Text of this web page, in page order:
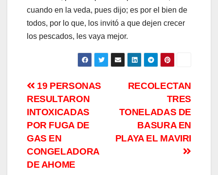
cuando en la veda, pues dijo; es por el bien de
todos, por lo que, los invitó a que dejen crecer
los pescados, les vaya mejor.
Navegación
de
entradas
RECOLECTAN
TRES
TONELADAS DE
BASURA EN
PLAYA EL MAVIRI
19 PERSONAS
RESULTARON
INTOXICADAS
POR FUGA DE
GAS EN
CONGELADORA
DE AHOME